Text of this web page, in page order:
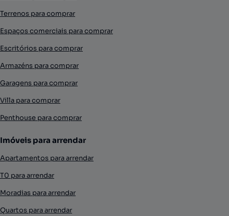
Terrenos para comprar
Espaços comerciais para comprar
Escritórios para comprar
Armazéns para comprar
Garagens para comprar
Villa para comprar
Penthouse para comprar
Imóveis para arrendar
Apartamentos para arrendar
T0 para arrendar
Moradias para arrendar
Quartos para arrendar